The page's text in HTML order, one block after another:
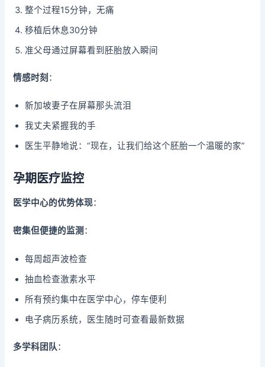
整个过程15分钟，无痛
移植后休息30分钟
准父母通过屏幕看到胚胎放入瞬间
情感时刻 ：
新加坡妻子在屏幕那头流泪
我丈夫紧握我的手
医生平静地说：“现在，让我们给这个胚胎一个温暖的家”
孕期医疗监控
医学中心的优势体现：
密集但便捷的监测 ：
每周超声波检查
抽血检查激素水平
所有预约集中在医学中心，停车便利
电子病历系统，医生随时可查看最新数据
多学科团队 ：